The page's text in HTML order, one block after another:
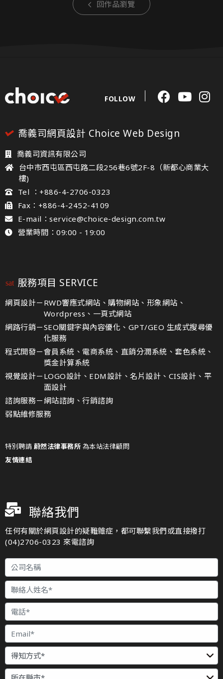
回作品瀏覽
FOLLOW
喬義司網頁設計 Choice Web Design
喬義司資訊有限公司
台中市西屯區西屯路二段256巷6號2F-8（新都心商業大
樓)
Tel ：+886-4-2706-0323
Fax：+886-4-2452-4109
E-mail：service@choice-design.com.tw
營業時間：09:00 - 19:00
服務項目 SERVICE
網頁設計－ RWD響應式網站、購物網站、形象網站、
Wordpress、一頁式網站
網路行銷－SEO關鍵字與內容優化、GPT/GEO 生成式搜尋優
化服務
程式開發－會員系統、電商系統、直銷分潤系統、套色系統、
獎金計算系統
視覺設計－ LOGO設計、EDM設計、名片設計、CIS設計、平
面設計
諮詢服務－ 網站諮詢、行銷諮詢
弱點維修服務
特別聘請 蔚然法律事務所 為本站法律顧問
友情連結
聯絡我們
任何有關於網頁設計的疑難雜症，都可聯繫我們或直接撥打
(04)2706-0323 來電諮詢